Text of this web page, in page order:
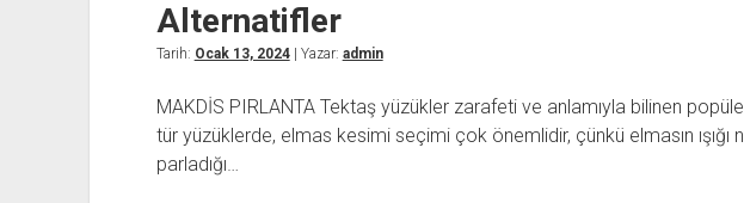
Alternatifler
Tarih: Ocak 13, 2024| Yazar: admin
MAKDİS PIRLANTA Tektaş yüzükler zarafeti ve anlamıyla bilinen
tür yüzüklerde, elmas kesimi seçimi çok önemlidir, çünkü elmasın ışığı
parladığı…